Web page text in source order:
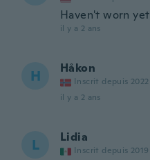
Haven't worn yet
il y a 2 ans
H Håkon
Inscrit depuis 2022
il y a 2 ans
L Lidia
Inscrit depuis 2019